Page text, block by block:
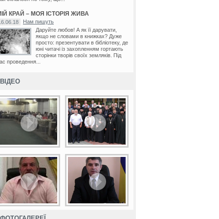
КРАЙ – МОЯ ІСТОРІЯ ЖИВА
Нам пишуть
Даруйте любов! А як її дарувати,
якщо не словами в книжках? Дуже
просто: презентувати в бібліотеку, де
юні читачі із захопленням гортають
сторінки творів своїх земляків. Під
проведення...
ВІДЕО